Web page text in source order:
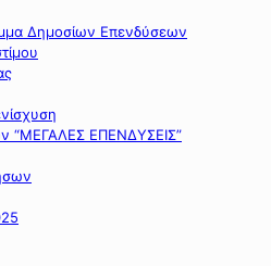
Δημοσίων Επενδύσεων
“ΜΕΓΑΛΕΣ ΕΠΕΝΔΥΣΕΙΣ”